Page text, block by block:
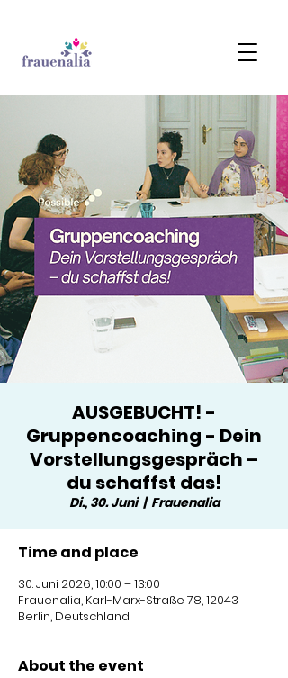
AUSGEBUCHT! -
Gruppencoaching - Dein
Vorstellungsgespräch –
du schaffst das!
Di., 30. Juni
  |
Frauenalia
Time and place
30. Juni 2026, 10:00 – 13:00
Frauenalia, Karl-Marx-Straße 78, 12043
Berlin, Deutschland
About the event